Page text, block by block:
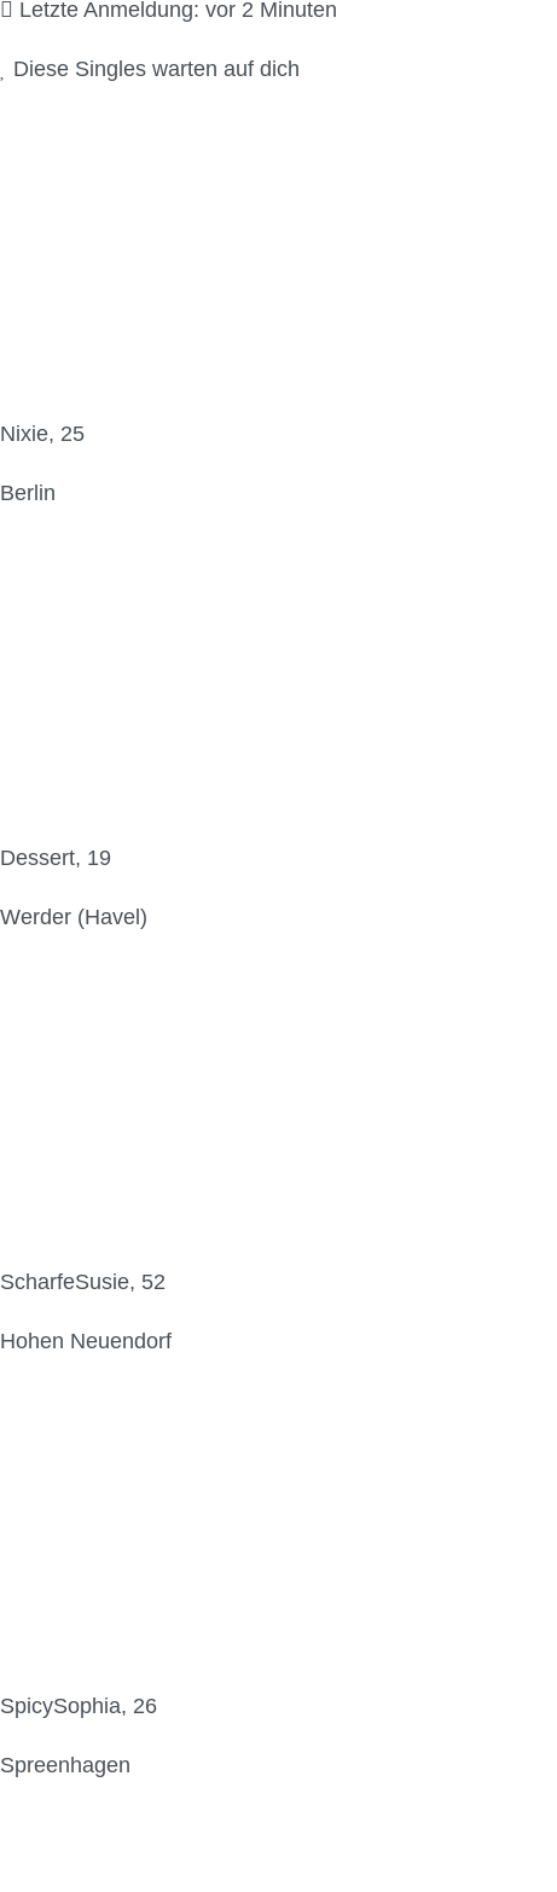
Letzte Anmeldung: vor 2 Minuten
Diese Singles warten auf dich
Nixie, 25
Berlin
Dessert, 19
Werder (Havel)
ScharfeSusie, 52
Hohen Neuendorf
SpicySophia, 26
Spreenhagen